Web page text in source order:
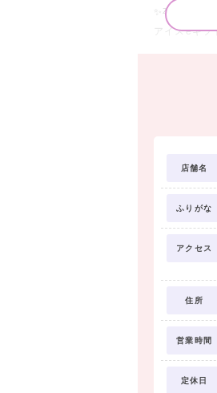
✨卒業袴ご契
アイスeギ
特別アルバ
ペットも一
大切なペッ
卒業
店舗名
ふりがな
アクセス
住所
営業時間
定休日